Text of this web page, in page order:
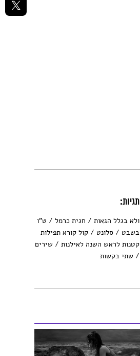
תגיות:
ולא בגלל הגאות חגית כרמל
ט"ו
בשבט
סלונט
קול קורא תפילות
קטנות לראש השנה לאילנות
שירים
שתי בקשות